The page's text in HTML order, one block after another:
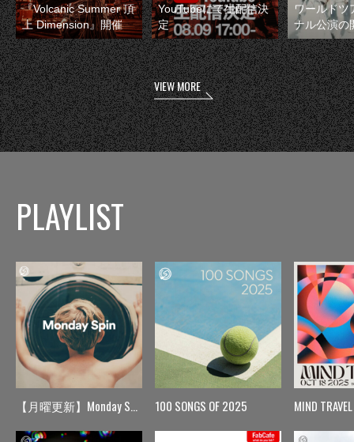
『Volcanic Summer 頂
上 Dimension』開催
YouTubeにて生配信決
定
ワールドツ
ナル公演の
VIEW MORE
PLAYLIST
【月曜更新】Monday Spin 100 SONGS OF 2025 MIND TRAVEL